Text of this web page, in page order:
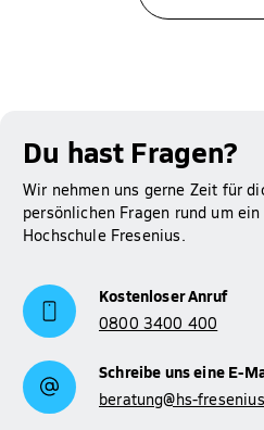
Du hast Fragen?
Wir nehmen uns gerne Zeit für
persönlichen Fragen rund um
Hochschule Fresenius.
Kostenloser Anruf
0800 3400 400
Schreibe uns eine E-
beratung@hs-